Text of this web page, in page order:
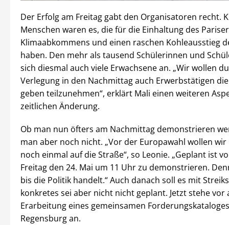
Der Erfolg am Freitag gabt den Organisatoren recht.
Menschen waren es, die für die Einhaltung des Pariser
Klimaabkommens und einen raschen Kohleausstieg
haben. Den mehr als tausend Schülerinnen und
sich diesmal auch viele Erwachsene an. „Wir wollen
Verlegung in den Nachmittag auch Erwerbstätigen
geben teilzunehmen“, erklärt Mali einen weiteren
zeitlichen Änderung.
Ob man nun öfters am Nachmittag demonstrieren
man aber noch nicht. „Vor der Europawahl wollen wir
noch einmal auf die Straße“, so Leonie. „Geplant ist
Freitag den 24. Mai um 11 Uhr zu demonstrieren.
bis die Politik handelt.“ Auch danach soll es mit
konkretes sei aber nicht nicht geplant. Jetzt stehe vor
Erarbeitung eines gemeinsamen
Regensburg an.